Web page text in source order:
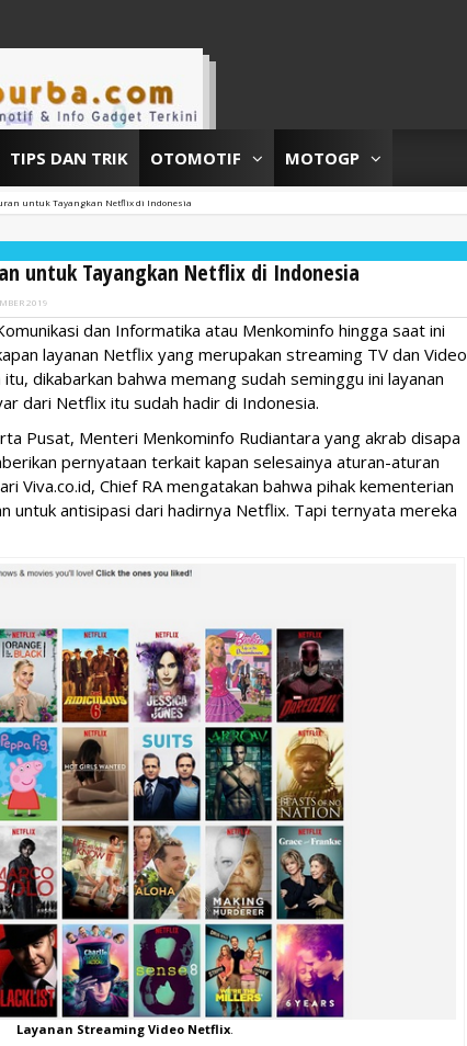
TIPS DAN TRIK OTOMOTIF MOTOGP
untuk Tayangkan Netflix di Indonesia
untuk Tayangkan Netflix di Indonesia
2019
dan Informatika atau Menkominfo hingga saat ini
layanan Netflix yang merupakan streaming TV dan Video
dikabarkan bahwa memang sudah seminggu ini layanan
dari Netflix itu sudah hadir di Indonesia.
Pusat, Menteri Menkominfo Rudiantara yang akrab disapa
pernyataan terkait kapan selesainya aturan-aturan
Viva.co.id, Chief RA mengatakan bahwa pihak kementerian
untuk antisipasi dari hadirnya Netflix. Tapi ternyata mereka
Layanan Streaming Video Netflix